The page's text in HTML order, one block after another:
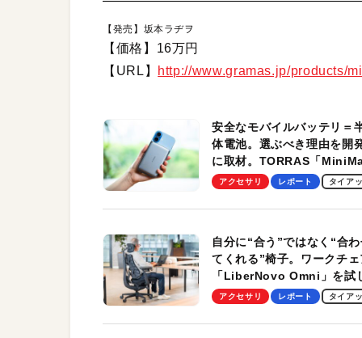
【発売】坂本ラヂヲ
【価格】16万円
【URL】
http://www.gramas.jp/products/
安全なモバイルバッテリ＝
体電池。選ぶべき理由を開
に取材。TORRAS「
Pro」の実機レビューも
アクセサリ レポート タイア
自分に“合う”ではなく“合
てくれる”椅子。ワークチェ
「LiberNovo Omni」を試
わかったその魅力。まさか
アクセサリ レポート タイア